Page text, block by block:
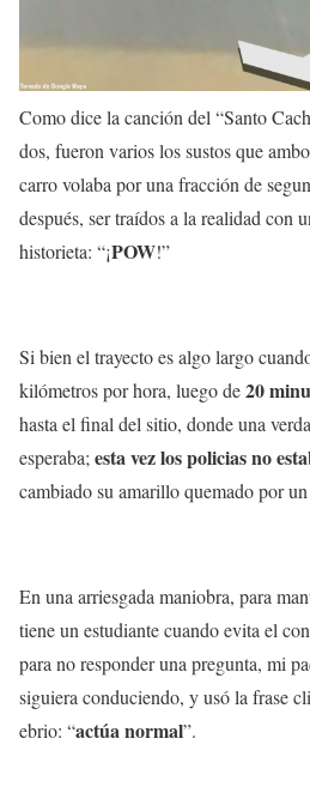
Como dice la canción del “Santo
dos, fueron varios los sustos que
carro volaba por una fracción de
después, ser traídos a la realidad con
historieta: “¡POW!”
Si bien el trayecto es algo largo
kilómetros por hora, luego de20
hasta el final del sitio, donde una
esperaba;esta vez los policias no
cambiado su amarillo quemado por
En una arriesgada maniobra, para
tiene un estudiante cuando evita el
para no responder una pregunta, mi
siguiera conduciendo, y usó la frase
ebrio: “actúa normal”.